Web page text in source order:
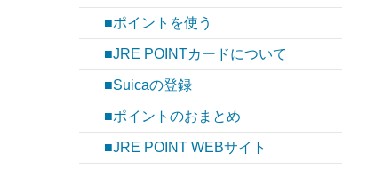
■ポイントを使う
■JRE POINTカードについて
■Suicaの登録
■ポイントのおまとめ
■JRE POINT WEBサイト